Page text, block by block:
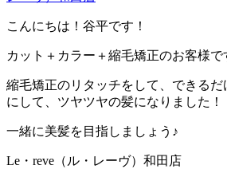
こんにちは！谷平です！
カット＋カラー＋縮毛矯正のお客様で
縮毛矯正のリタッチをして、できる
にして、ツヤツヤの髪になりました！
一緒に美髪を目指しましょう♪
Le・reve（ル・レーヴ）和田店